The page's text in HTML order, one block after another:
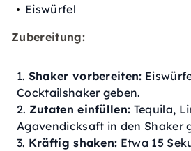
Eiswürfel
Zubereitung:
Shaker vorbereiten:
Cocktailshaker geben.
Zutaten einfüllen: Tequila,
Agavendicksaft in den Shaker
Kräftig shaken: Etwa 15